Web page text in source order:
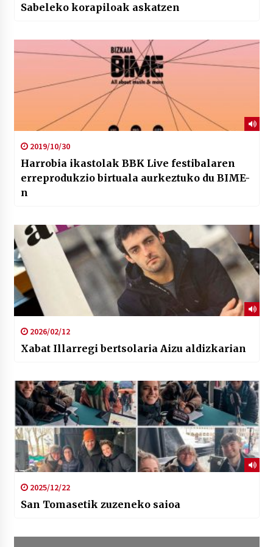
Sabeleko korapiloak askatzen
2019/10/30
Harrobia ikastolak BBK Live festibalaren
erreprodukzio birtuala aurkeztuko du BIME-
n
2026/02/12
Xabat Illarregi bertsolaria Aizu aldizkarian
2025/12/22
San Tomasetik zuzeneko saioa